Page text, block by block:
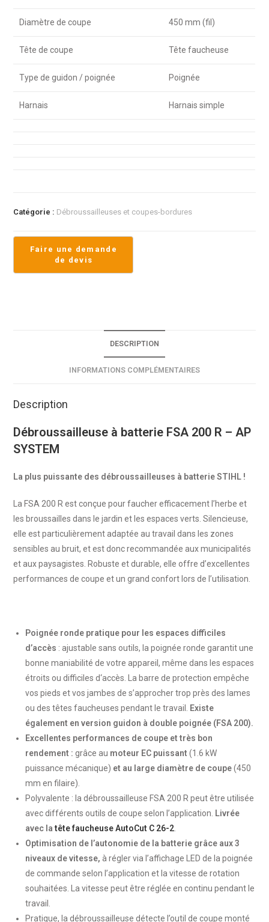
Diamètre de coupe 450 mm (fil)
Tête de coupe Tête faucheuse
Type de guidon / poignée Poignée
Harnais Harnais simple
Catégorie : Débroussailleuses et coupes-bordures
DESCRIPTION
INFORMATIONS COMPLÉMENTAIRES
Description
Débroussailleuse à batterie FSA 200 R – AP
SYSTEM
La plus puissante des débroussailleuses à batterie STIHL !
La FSA 200 R est conçue pour faucher efficacement l’herbe et
les broussailles dans le jardin et les espaces verts. Silencieuse,
elle est particulièrement adaptée au travail dans les zones
sensibles au bruit, et est donc recommandée aux municipalités
et aux paysagistes. Robuste et durable, elle offre d’excellentes
performances de coupe et un grand confort lors de l’utilisation.
Poignée ronde pratique pour les espaces difficiles
d’accès : ajustable sans outils, la poignée ronde garantit une
bonne maniabilité de votre appareil, même dans les espaces
étroits ou difficiles d‘accès. La barre de protection empêche
vos pieds et vos jambes de s’approcher trop près des lames
ou des têtes faucheuses pendant le travail. Existe
également en version guidon à double poignée (FSA 200).
Excellentes performances de coupe et très bon
rendement :grâce au moteur EC puissant(1.6 kW
puissance mécanique) et au large diamètre de coupe(450
mm en filaire).
Polyvalente : la débroussailleuse FSA 200 R peut être utilisée
avec différents outils de coupe selon l’application. Livrée
avec latête faucheuse AutoCut C 26-2
Optimisation de l’autonomie de la batterie grâce aux 3
niveaux de vitesse, à régler via l’affichage LED de la poignée
de commande selon l’application et la vitesse de rotation
souhaitées. La vitesse peut être réglée en continu pendant le
travail.
Pratique, la débroussailleuse détecte l’outil de coupe monté